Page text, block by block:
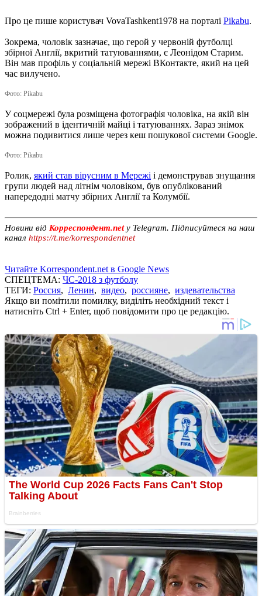
Про це пише користувач VovaTashkent1978 на порталі Pikabu.
Зокрема, чоловік зазначає, що герой у червоній футболці
збірної Англії, вкритий татуюваннями, є Леонідом Старим.
Він мав профіль у соціальній мережі ВКонтакте, який на цей
час вилучено.
Фото: Pikabu
У соцмережі була розміщена фотографія чоловіка, на якій він
зображений в ідентичній майці і татуюваннях. Зараз знімок
можна подивитися лише через кеш пошукової системи Google.
Фото: Pikabu
Ролик, який став вірусним в Мережі і демонстрував знущання
групи людей над літнім чоловіком, був опублікований
напередодні матчу збірних Англії та Колумбії.
Новини від Корреспондент.netу Telegram. Підписуйтеся на наш
канал https://t.me/korrespondentnet
Читайте Korrespondent.net в Google News
СПЕЦТЕМА: ЧС-2018 з футболу
ТЕГИ: Россия, Ленин, видео, россияне, издевательства
Якщо ви помітили помилку, виділіть необхідний текст і
натисніть Ctrl + Enter, щоб повідомити про це редакцію.